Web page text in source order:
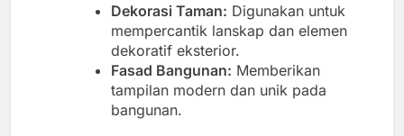
Dekorasi Taman: Digunakan untuk
mempercantik lanskap dan elemen
dekoratif eksterior.
Fasad Bangunan: Memberikan
tampilan modern dan unik pada
bangunan.